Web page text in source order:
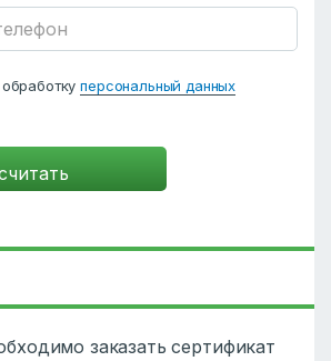
персональный данных
заказать сертификат